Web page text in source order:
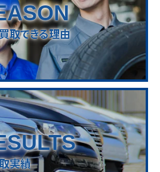
取できる理由
実績